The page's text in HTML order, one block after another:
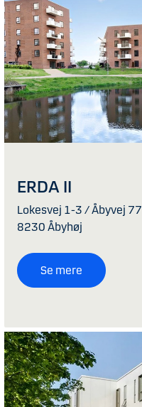
ERDA II
Lokesvej 1-3 / Åbyvej 77
8230 Åbyhøj
Se mere